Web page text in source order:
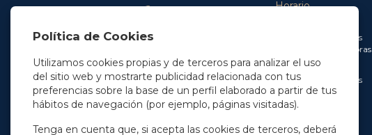
En Madrid
info@soleryllach.com
En Barcelona
Beethoven 13
+34 93 201 87 33
Horario
De 9.00 a 13.30 horas
y de 14.30 a 18.00 horas
Viernes:
De 8.30 a 15.00 horas
Política de Cookies
Utilizamos cookies propias y de terceros para analizar el uso
del sitio web y mostrarte publicidad relacionada con tus
preferencias sobre la base de un perfil elaborado a partir de tus
hábitos de navegación (por ejemplo, páginas visitadas).
Tenga en cuenta que, si acepta las cookies de terceros, deberá